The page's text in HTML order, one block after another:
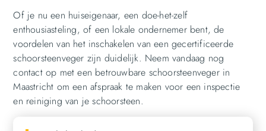
Of je nu een huiseigenaar, een doe-het-zelf
enthousiasteling, of een lokale ondernemer bent, de
voordelen van het inschakelen van een gecertificeerde
schoorsteenveger zijn duidelijk. Neem vandaag nog
contact op met een betrouwbare schoorsteenveger in
Maastricht om een afspraak te maken voor een inspectie
en reiniging van je schoorsteen.